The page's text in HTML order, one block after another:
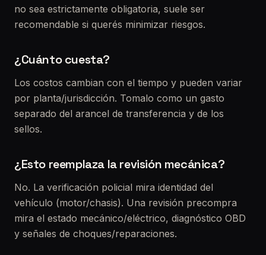
no sea estrictamente obligatoria, suele ser
recomendable si querés minimizar riesgos.
¿Cuánto cuesta?
Los costos cambian con el tiempo y pueden variar
por planta/jurisdicción. Tomalo como un gasto
separado del arancel de transferencia y de los
sellos.
¿Esto reemplaza la revisión mecánica?
No. La verificación policial mira identidad del
vehículo (motor/chasis). Una revisión precompra
mira el estado mecánico/eléctrico, diagnóstico OBD
y señales de choques/reparaciones.